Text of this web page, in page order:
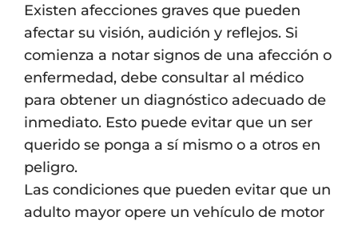
Existen afecciones graves que pueden
afectar su visión, audición y reflejos. Si
comienza a notar signos de una afección o
enfermedad, debe consultar al médico
para obtener un diagnóstico adecuado de
inmediato. Esto puede evitar que un ser
querido se ponga a sí mismo o a otros en
peligro.
Las condiciones que pueden evitar que un
adulto mayor opere un vehículo de motor